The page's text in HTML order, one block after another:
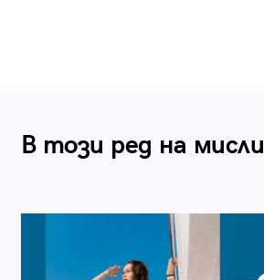
В този ред на мисли